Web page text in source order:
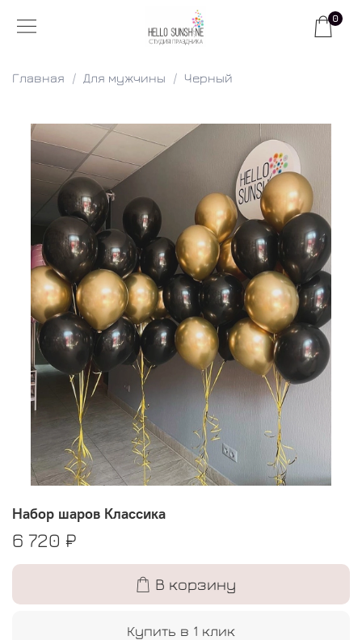
0
Главная Для мужчины Черный
Набор шаров Классика
6 720 ₽
В корзину
Купить в 1 клик